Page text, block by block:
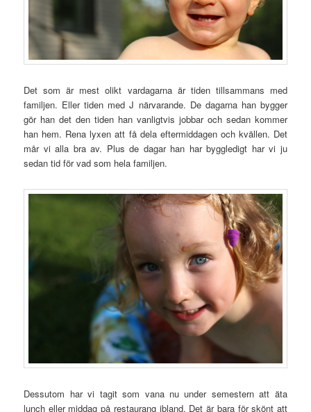
Det som är mest olikt vardagarna är tiden tillsammans med
familjen. Eller tiden med J närvarande. De dagarna han bygger
gör han det den tiden han vanligtvis jobbar och sedan kommer
han hem. Rena lyxen att få dela eftermiddagen och kvällen. Det
mår vi alla bra av. Plus de dagar han har byggledigt har vi ju
sedan tid för vad som hela familjen.
Dessutom har vi tagit som vana nu under semestern att äta
lunch eller middag på restaurang ibland. Det är bara för skönt att